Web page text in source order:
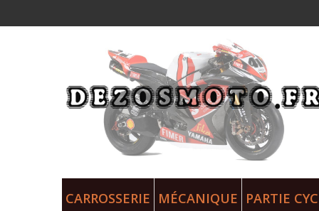
CARROSSERIE MÉCANIQUE PARTIE